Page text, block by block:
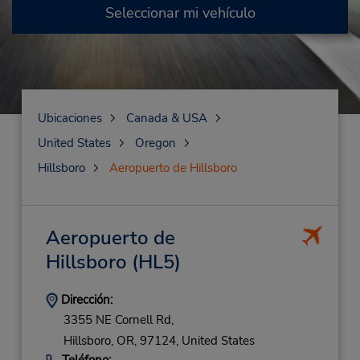
Seleccionar mi vehículo
Ubicaciones
Canada & USA
United States
Oregon
Hillsboro
Aeropuerto de Hillsboro
Aeropuerto de
Hillsboro (HL5)
Dirección:
3355 NE Cornell Rd,
Hillsboro, OR, 97124, United States